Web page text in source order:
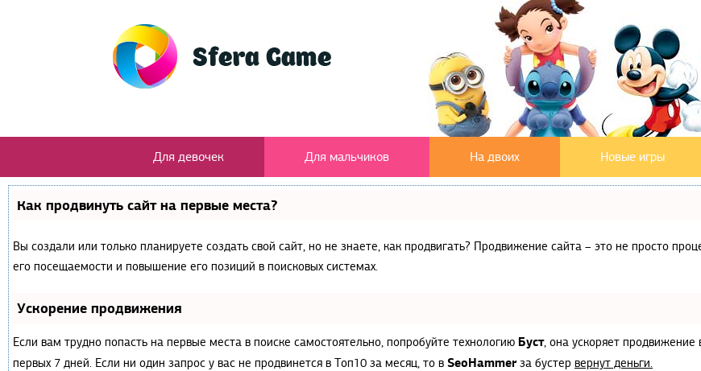
Для девочек Для мальчиков На двоих Новые игры
Как продвинуть сайт на первые места?
Вы создали или только планируете создать свой сайт, но не знаете, как продвигать? Продвижение сайта – это не просто
его посещаемости и повышение его позиций в поисковых системах.
Ускорение продвижения
Если вам трудно попасть на первые места в поиске самостоятельно, попробуйте технологию Буст, она ускоряет продвижение
первых 7 дней. Если ни один запрос у вас не продвинется в Топ10 за месяц, то в SeoHammerза бустер вернут деньги.